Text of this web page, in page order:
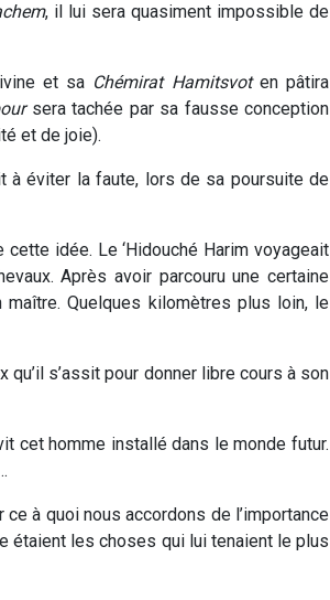
, il lui sera quasiment impossible de
et sa Chémirat Hamitsvoten pâtira
sera tachée par sa fausse conception
et de joie).
à éviter la faute, lors de sa poursuite de
idée. Le ‘Hidouché Harim voyageait
Après avoir parcouru une certaine
maître. Quelques kilomètres plus loin, le
s’assit pour donner libre cours à son
cet homme installé dans le monde futur.
ce à quoi nous accordons de l’importance
étaient les choses qui lui tenaient le plus